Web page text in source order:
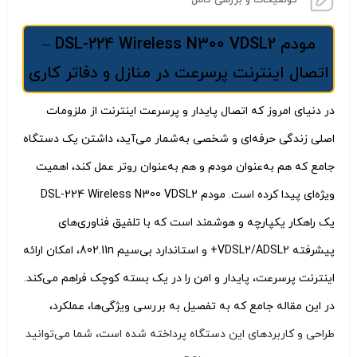
مودم DSL-224 Wireless N300 VDSL2 –
اتصال اینترنت پرسرعت در منازل و دفاتر کاری
در دنیای امروز که اتصال پایدار و پرسرعت اینترنت از ملزومات
اصلی زندگی حرفه‌ای و شخصی به‌شمار می‌آید، داشتن یک دستگاه
جامع که هم به‌عنوان مودم و هم به‌عنوان روتر عمل کند، اهمیت
ویژه‌ای پیدا کرده است. مودم DSL-224 Wireless N300 VDSL2
یک راهکار یکپارچه و هوشمند است که با تلفیق فناوری‌های
پیشرفته VDSL2/ADSL2+ و استاندارد بی‌سیم 802.11n، امکان ارائه
اینترنت پرسرعت، پایدار و امن را در یک بسته کوچک فراهم می‌کند.
در این مقاله جامع که به تفصیل به بررسی ویژگی‌ها، عملکرد،
طراحی و کاربردهای این دستگاه پرداخته شده است، شما می‌توانید